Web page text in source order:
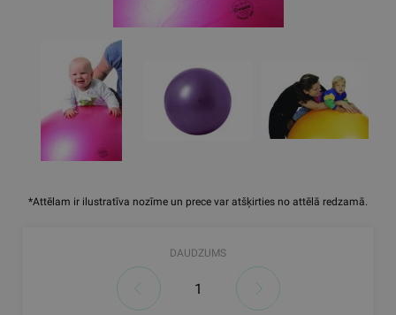
*Attēlam ir ilustratīva nozīme un prece var atšķirties no attēlā redzamā.
DAUDZUMS